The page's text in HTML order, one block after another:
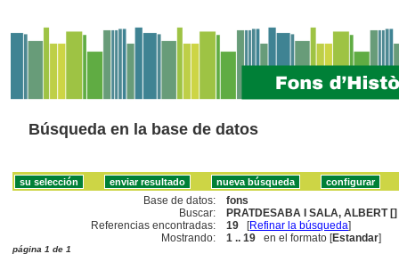
Búsqueda en la base de datos
Base de datos:
fons
Buscar:
PRATDESABA I SALA, ALBERT []
Referencias encontradas:
19 [Refinar la búsqueda]
Mostrando:
1 .. 19 en el formato [Estandar]
página 1 de 1